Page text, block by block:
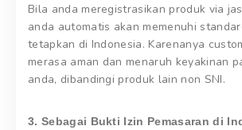
Bila anda meregistrasikan produk via
anda automatis akan memenuhi
tetapkan di Indonesia. Karenanya
merasa aman dan menaruh keyakinan
anda, dibandingi produk lain non SNI.
3. Sebagai Bukti Izin Pemasaran di